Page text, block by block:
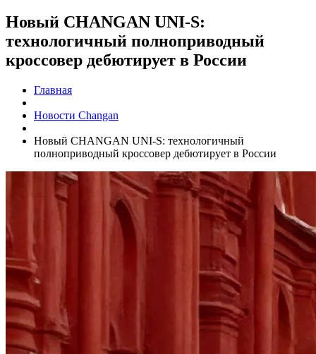
Новый CHANGAN UNI-S:
технологичный полноприводный
кроссовер дебютирует в России
Главная
Новости Changan
Новый CHANGAN UNI-S: технологичный
полноприводный кроссовер дебютирует в России